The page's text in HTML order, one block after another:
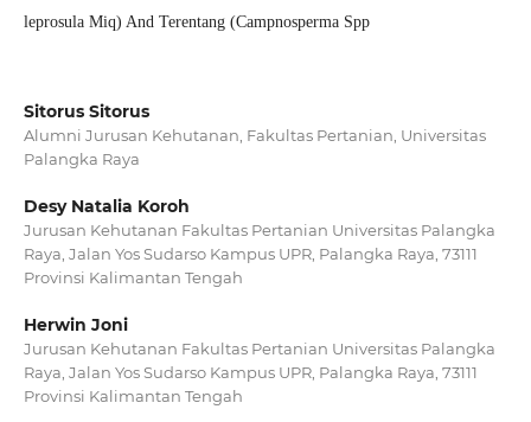
leprosula Miq) And Terentang (Campnosperma Spp
Sitorus Sitorus
Alumni Jurusan Kehutanan, Fakultas Pertanian, Universitas
Palangka Raya
Desy Natalia Koroh
Jurusan Kehutanan Fakultas Pertanian Universitas Palangka
Raya, Jalan Yos Sudarso Kampus UPR, Palangka Raya, 73111
Provinsi Kalimantan Tengah
Herwin Joni
Jurusan Kehutanan Fakultas Pertanian Universitas Palangka
Raya, Jalan Yos Sudarso Kampus UPR, Palangka Raya, 73111
Provinsi Kalimantan Tengah